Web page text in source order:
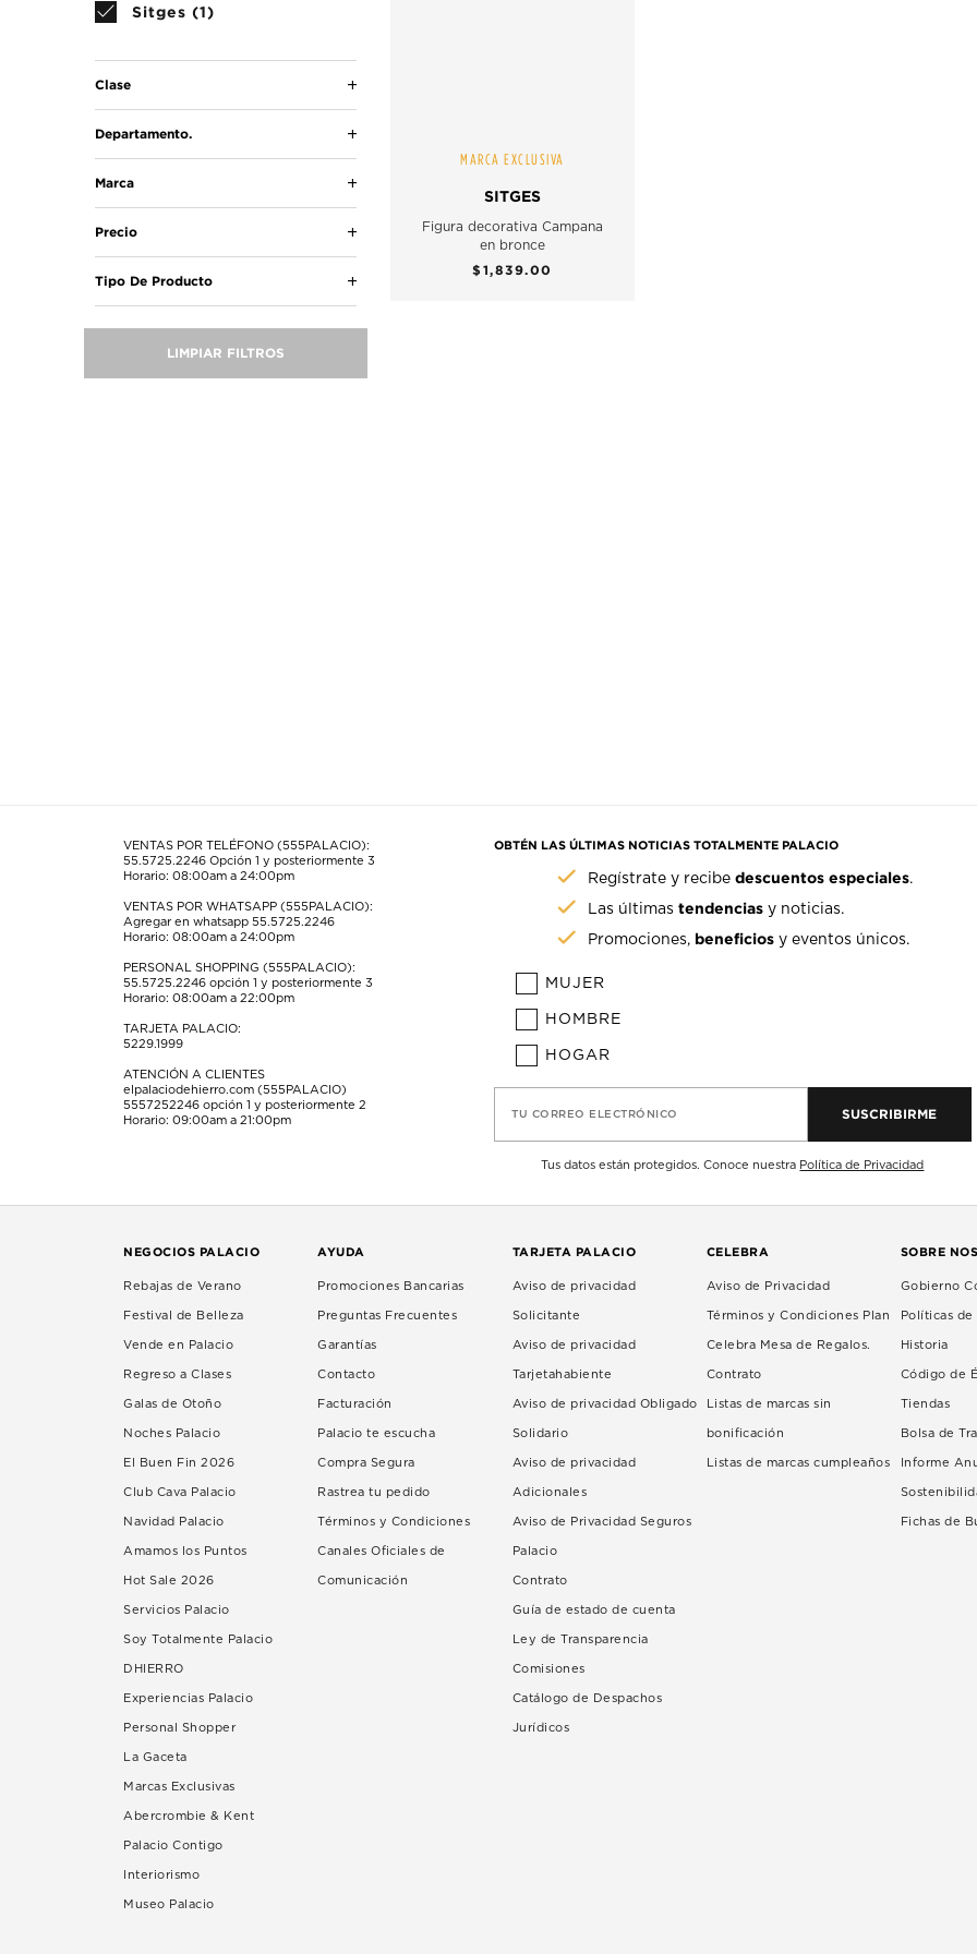
MARCA EXCLUSIVA
SITGES
Figura decorativa Campana
en bronce
$1,839.00
Sitges (1)
Clase
Departamento.
Marca
Precio
Tipo De Producto
LIMPIAR FILTROS
VENTAS POR TELÉFONO (555PALACIO):
55.5725.2246 Opción 1 y posteriormente 3
Horario: 08:00am a 24:00pm
VENTAS POR WHATSAPP (555PALACIO):
Agregar en whatsapp 55.5725.2246
Horario: 08:00am a 24:00pm
PERSONAL SHOPPING (555PALACIO):
55.5725.2246 opción 1 y posteriormente 3
Horario: 08:00am a 22:00pm
TARJETA PALACIO:
5229.1999
ATENCIÓN A CLIENTES
elpalaciodehierro.com (555PALACIO)
5557252246 opción 1 y posteriormente 2
Horario: 09:00am a 21:00pm
OBTÉN LAS ÚLTIMAS NOTICIAS TOTALMENTE PALACIO
Regístrate y recibedescuentos especiales.
Las últimastendencias y noticias.
Promociones, beneficios y eventos únicos.
MUJER
HOMBRE
HOGAR
TU CORREO ELECTRÓNICO SUSCRIBIRME
Tus datos están protegidos. Conoce nuestra Política de Privacidad
NEGOCIOS PALACIO
Rebajas de Verano
Festival de Belleza
Vende en Palacio
Regreso a Clases
Galas de Otoño
Noches Palacio
El Buen Fin 2026
Club Cava Palacio
Navidad Palacio
Amamos los Puntos
Hot Sale 2026
Servicios Palacio
Soy Totalmente Palacio
DHIERRO
Experiencias Palacio
Personal Shopper
La Gaceta
Marcas Exclusivas
Abercrombie & Kent
Palacio Contigo
Interiorismo
Museo Palacio
AYUDA
Promociones Bancarias
Preguntas Frecuentes
Garantías
Contacto
Facturación
Palacio te escucha
Compra Segura
Rastrea tu pedido
Términos y Condiciones
Canales Oficiales de
Comunicación
TARJETA PALACIO
Aviso de privacidad
Solicitante
Aviso de privacidad
Tarjetahabiente
Aviso de privacidad Obligado
Solidario
Aviso de privacidad
Adicionales
Aviso de Privacidad Seguros
Palacio
Contrato
Guía de estado de cuenta
Ley de Transparencia
Comisiones
Catálogo de Despachos
Jurídicos
CELEBRA
Aviso de Privacidad
Términos y Condiciones Plan
Celebra Mesa de Regalos.
Contrato
Listas de marcas sin
bonificación
Listas de marcas cumpleaños
SOBRE
Gobierno
Políticas
Historia
Código de
Tiendas
Bolsa de
Informe
Fichas de